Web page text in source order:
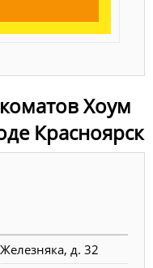
Хоум
Красноярск
д. 32